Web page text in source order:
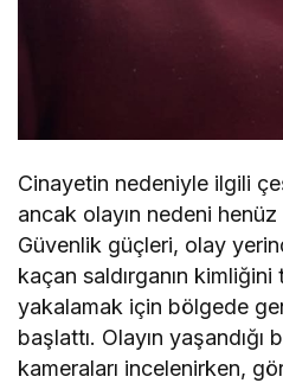
Cinayetin nedeniyle ilgili
ancak olayın nedeni
Güvenlik güçleri, olay
kaçan saldırganın
yakalamak için bölgede
başlattı. Olayın
kameraları incelenirken,